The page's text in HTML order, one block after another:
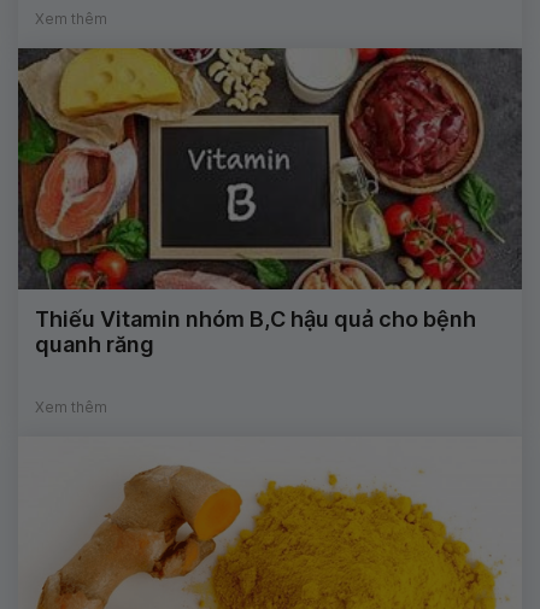
Xem thêm
Thiếu Vitamin nhóm B,C hậu quả cho bệnh
quanh răng
Xem thêm